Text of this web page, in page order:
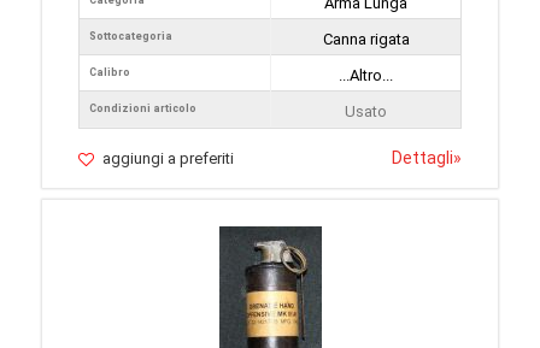
Sottocategoria
Calibro
Condizioni articolo
Canna rigata
...Altro...
Usato
aggiungi a preferiti Dettagli»